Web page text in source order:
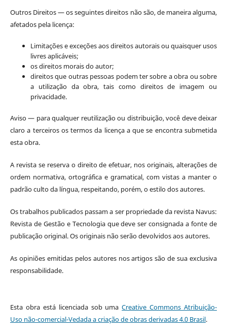
Outros Direitos — os seguintes direitos não são, de maneira alguma,
afetados pela licença:
Limitações e exceções aos direitos autorais ou quaisquer usos
livres aplicáveis;
os direitos morais do autor;
direitos que outras pessoas podem ter sobre a obra ou sobre
a utilização da obra, tais como direitos de imagem ou
privacidade.
Aviso — para qualquer reutilização ou distribuição, você deve deixar
claro a terceiros os termos da licença a que se encontra submetida
esta obra.
A revista se reserva o direito de efetuar, nos originais, alterações de
ordem normativa, ortográfica e gramatical, com vistas a manter o
padrão culto da língua, respeitando, porém, o estilo dos autores.
Os trabalhos publicados passam a ser propriedade da revista Navus:
Revista de Gestão e Tecnologia que deve ser consignada a fonte de
publicação original. Os originais não serão devolvidos aos autores.
As opiniões emitidas pelos autores nos artigos são de sua exclusiva
responsabilidade.
Esta obra está licenciada sob umaCreative Commons Atribuição-
Uso não-comercial-Vedada a criação de obras derivadas 4.0 Brasil.